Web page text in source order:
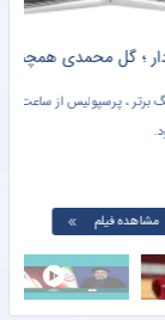
پیش بازی پرسپولیس و هوادار ؛ گل محمدی همچنان به دنبال صدر + سند
در دیداری از هفته بیست و چهارم لیگ برتر ، پرسپولیس از ساعت ۲۰:۴۵ در ورزشگاه پاس